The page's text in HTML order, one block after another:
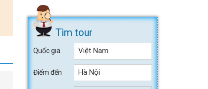
Tìm tour
Quốc gia Việt Nam
Điểm đến Hà Nội